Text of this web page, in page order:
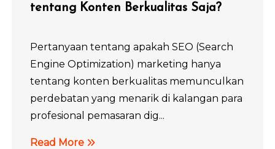
tentang Konten Berkualitas Saja?
Pertanyaan tentang apakah SEO (Search
Engine Optimization) marketing hanya
tentang konten berkualitas memunculkan
perdebatan yang menarik di kalangan para
profesional pemasaran dig...
Read More